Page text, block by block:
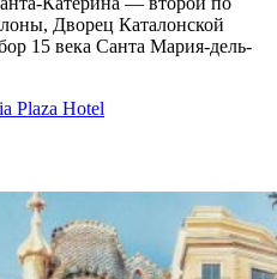
Дворец Каталонской
15 века Санта Мария-дель-
Plaza Hotel